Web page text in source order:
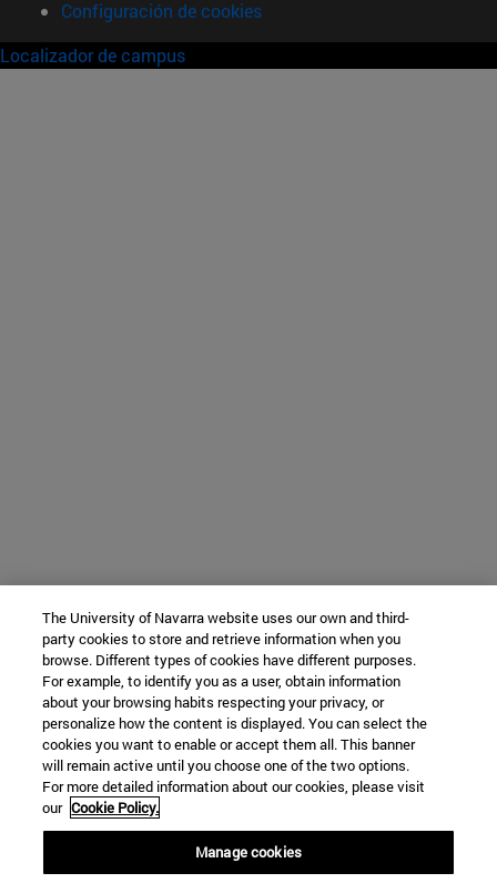
Configuración de cookies
Localizador de campus
The University of Navarra website uses our own and third-
party cookies to store and retrieve information when you
browse. Different types of cookies have different purposes.
For example, to identify you as a user, obtain information
about your browsing habits respecting your privacy, or
personalize how the content is displayed. You can select the
cookies you want to enable or accept them all. This banner
will remain active until you choose one of the two options.
For more detailed information about our cookies, please visit
our Cookie Policy.
Manage cookies